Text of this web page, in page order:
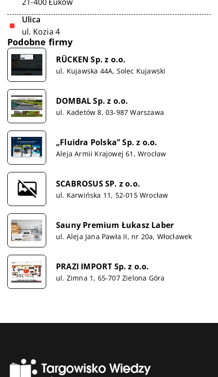
Ulica
ul. Kozia 4
Podobne firmy
RÜCKEN Sp. z o.o.
ul. Kujawska 44A, Solec Kujawski
DOMBAL Sp. z o.o.
ul. Kadetów 8, 03-987 Warszawa
„Fluidra Polska” Sp. z o.o.
Aleja Armii Krajowej 61, Wrocław
SCABROSUS SP. z o.o.
ul. Karwińska 11, 52-015 Wrocław
Sauny Premium Łukasz Laber
ul. Aleja Jana Pawła II, nr 20a, Włocławek
PRAZI IMPORT Sp. z o.o.
ul. Zimna 1, 65-707 Zielona Góra